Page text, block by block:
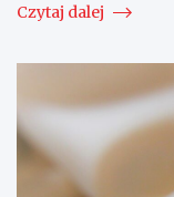
Czytaj dalej